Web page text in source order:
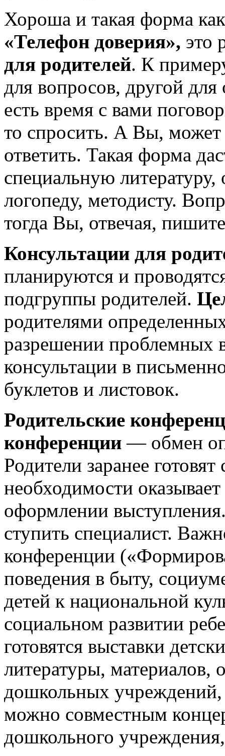
Хороша и такая форма
«Телефон доверия», это
для родителей. К
для вопросов, другой для
есть время с вами
то спросить. А Вы, может
ответить. Такая форма
специальную литературу,
логопеду, методисту.
тогда Вы, отвечая,
Консультации для
планируются и
подгруппы родителей.
родителями
разрешении проблемных
консультации в
буклетов и листовок.
Родительские
конференции — обмен
Родители заранее
необходимости
оформлении
ступить специалист.
конференции
поведения в быту,
детей к национальной
социальном развитии
готовятся выставки
литературы,
дошкольных
можно совместным
дошкольного